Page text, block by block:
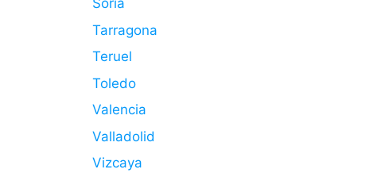
Soria
Tarragona
Teruel
Toledo
Valencia
Valladolid
Vizcaya